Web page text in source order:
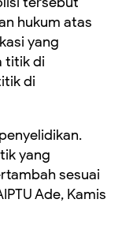
hukum atas
yang
titik di
di
yang
sesuai
Ade, Kamis